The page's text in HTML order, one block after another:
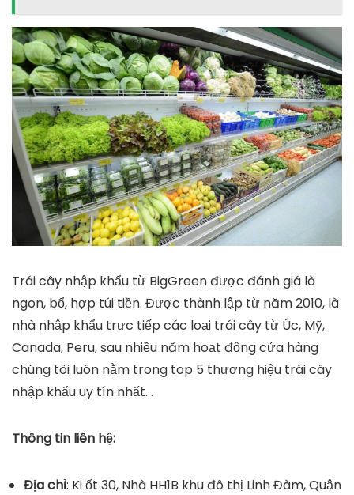
Trái cây nhập khẩu từ BigGreen được đánh giá là
ngon, bổ, hợp túi tiền. Được thành lập từ năm 2010, là
nhà nhập khẩu trực tiếp các loại trái cây từ Úc, Mỹ,
Canada, Peru, sau nhiều năm hoạt động cửa hàng
chúng tôi luôn nằm trong top 5 thương hiệu trái cây
nhập khẩu uy tín nhất. .
Thông tin liên hệ:
Địa chỉ: Ki ốt 30, Nhà HH1B khu đô thị Linh Đàm, Quận